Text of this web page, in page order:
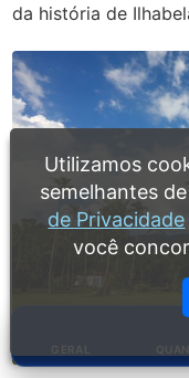
da história de
Utilizamos
semelhantes
de Privacidade
você